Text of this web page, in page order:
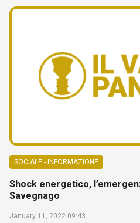
SOCIALE - INFORMAZIONE
Shock energetico,
Savegnago
January 11, 2022 09:43